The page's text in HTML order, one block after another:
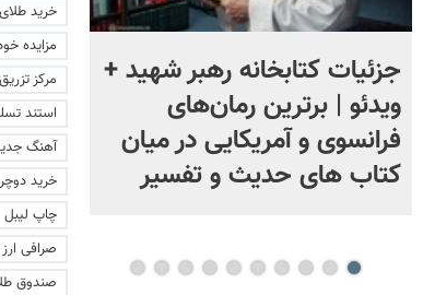
جزئیات کتابخانه رهبر شهید +
ویدئو | برترین رمان‌های
فرانسوی و آمریکایی در میان
کتاب های حدیث و تفسیر
خرید
مزایده
مرکز
استند
آهنگ
خرید
چاپ لیبل
صرافی
صندوق